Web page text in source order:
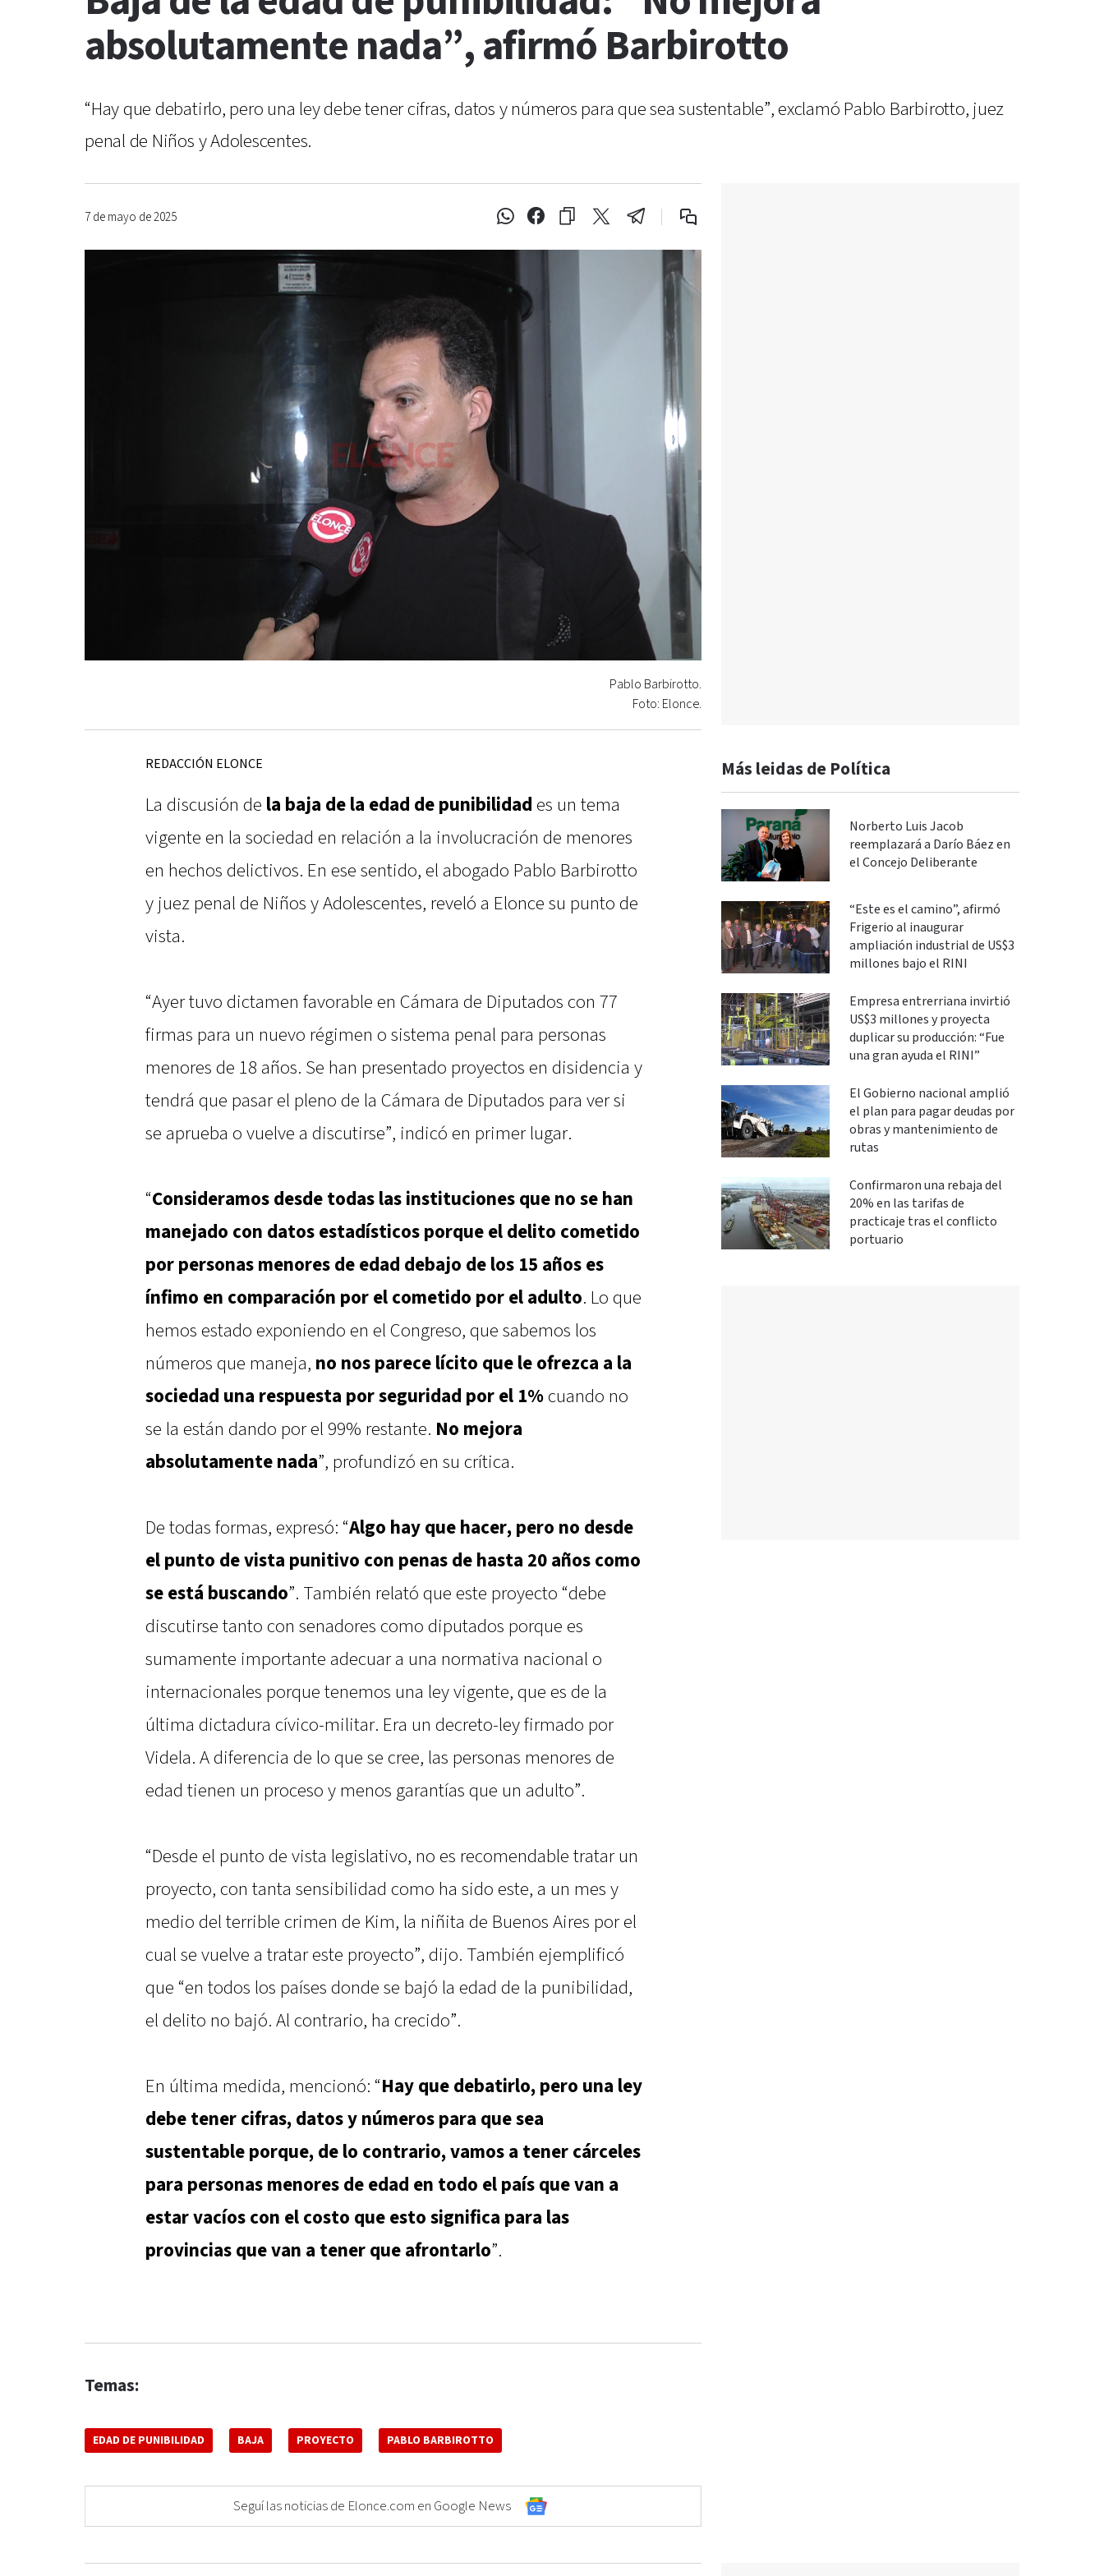
absolutamente nada”, afirmó Barbirotto
“Hay que debatirlo, pero una ley debe tener cifras, datos y números para que sea sustentable”, exclamó Pablo Barbirotto, juez
penal de Niños y Adolescentes.
7 de mayo de 2025
Pablo Barbirotto.
Foto: Elonce.
REDACCIÓN ELONCE
La discusión de la baja de la edad de punibilidad es un tema
vigente en la sociedad en relación a la involucración de menores
en hechos delictivos. En ese sentido, el abogado Pablo Barbirotto
y juez penal de Niños y Adolescentes, reveló a Elonce su punto de
vista.
“Ayer tuvo dictamen favorable en Cámara de Diputados con 77
firmas para un nuevo régimen o sistema penal para personas
menores de 18 años. Se han presentado proyectos en disidencia y
tendrá que pasar el pleno de la Cámara de Diputados para ver si
se aprueba o vuelve a discutirse”, indicó en primer lugar.
“Consideramos desde todas las instituciones que no se han
manejado con datos estadísticos porque el delito cometido
por personas menores de edad debajo de los 15 años es
ínfimo en comparación por el cometido por el adulto. Lo que
hemos estado exponiendo en el Congreso, que sabemos los
números que maneja, no nos parece lícito que le ofrezca a la
sociedad una respuesta por seguridad por el 1%cuando no
se la están dando por el 99% restante. No mejora
absolutamente nada”, profundizó en su crítica.
De todas formas, expresó: “Algo hay que hacer, pero no desde
el punto de vista punitivo con penas de hasta 20 años como
se está buscando”. También relató que este proyecto “debe
discutirse tanto con senadores como diputados porque es
sumamente importante adecuar a una normativa nacional o
internacionales porque tenemos una ley vigente, que es de la
última dictadura cívico-militar. Era un decreto-ley firmado por
Videla. A diferencia de lo que se cree, las personas menores de
edad tienen un proceso y menos garantías que un adulto”.
“Desde el punto de vista legislativo, no es recomendable tratar un
proyecto, con tanta sensibilidad como ha sido este, a un mes y
medio del terrible crimen de Kim, la niñita de Buenos Aires por el
cual se vuelve a tratar este proyecto”, dijo. También ejemplificó
que “en todos los países donde se bajó la edad de la punibilidad,
el delito no bajó. Al contrario, ha crecido”.
En última medida, mencionó: “Hay que debatirlo, pero una ley
debe tener cifras, datos y números para que sea
sustentable porque, de lo contrario, vamos a tener cárceles
para personas menores de edad en todo el país que van a
estar vacíos con el costo que esto significa para las
provincias que van a tener que afrontarlo”.
Temas:
EDAD DE PUNIBILIDAD BAJA PROYECTO PABLO BARBIROTTO
Seguí las noticias de Elonce.com en Google News
Más leidas de Política
Norberto Luis Jacob
reemplazará a Darío Báez en
el Concejo Deliberante
“Este es el camino”, afirmó
Frigerio al inaugurar
ampliación industrial de US$3
millones bajo el RINI
Empresa entrerriana invirtió
US$3 millones y proyecta
duplicar su producción: “Fue
una gran ayuda el RINI”
El Gobierno nacional amplió
el plan para pagar deudas por
obras y mantenimiento de
rutas
Confirmaron una rebaja del
20% en las tarifas de
practicaje tras el conflicto
portuario